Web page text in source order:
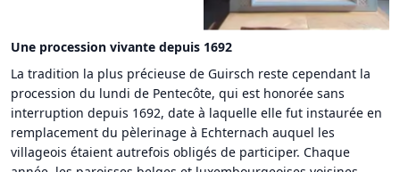
Une procession vivante depuis 1692
La tradition la plus précieuse de Guirsch reste cependant la
procession du lundi de Pentecôte, qui est honorée sans
interruption depuis 1692, date à laquelle elle fut instaurée en
remplacement du pèlerinage à Echternach auquel les
villageois étaient autrefois obligés de participer. Chaque